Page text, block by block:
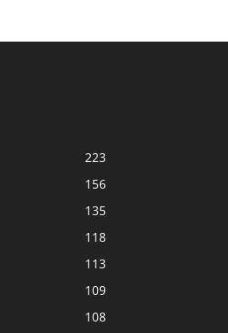
223
156
135
118
113
109
108